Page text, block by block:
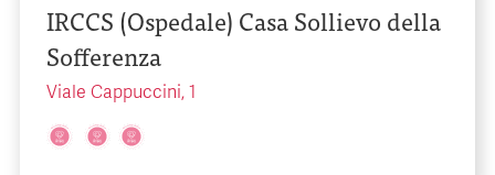
IRCCS (Ospedale) Casa Sollievo della
Sofferenza
Viale Cappuccini, 1